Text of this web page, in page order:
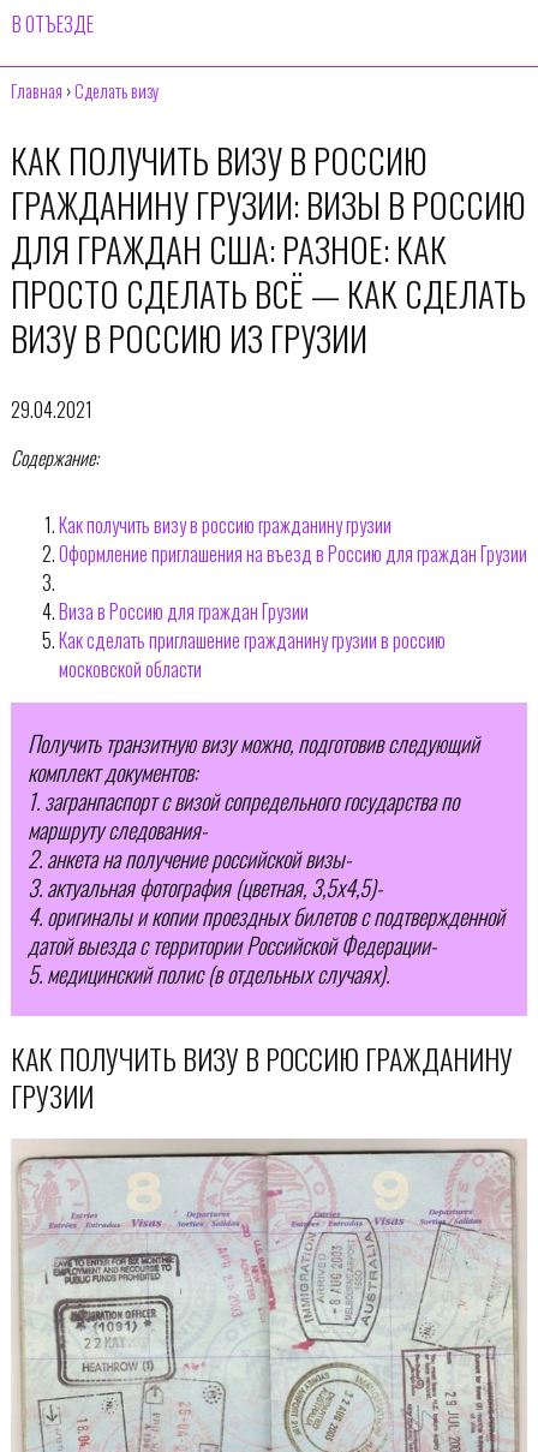
В ОТЪЕЗДЕ
Главная ›Сделать визу
КАК ПОЛУЧИТЬ ВИЗУ В РОССИЮ
ГРАЖДАНИНУ ГРУЗИИ: ВИЗЫ В РОССИЮ
ДЛЯ ГРАЖДАН США: РАЗНОЕ: КАК
ПРОСТО СДЕЛАТЬ ВСЁ — КАК СДЕЛАТЬ
ВИЗУ В РОССИЮ ИЗ ГРУЗИИ
29.04.2021
Содержание:
Как получить визу в россию гражданину грузии
Оформление приглашения на въезд в Россию для граждан Грузии
Виза в Россию для граждан Грузии
Как сделать приглашение гражданину грузии в россию
московской области
Получить транзитную визу можно, подготовив следующий
комплект документов:
1. загранпаспорт с визой сопредельного государства по
маршруту следования-
2. анкета на получение российской визы-
3. актуальная фотография (цветная, 3,5х4,5)-
4. оригиналы и копии проездных билетов с подтвержденной
датой выезда с территории Российской Федерации-
5. медицинский полис (в отдельных случаях).
КАК ПОЛУЧИТЬ ВИЗУ В РОССИЮ ГРАЖДАНИНУ
ГРУЗИИ